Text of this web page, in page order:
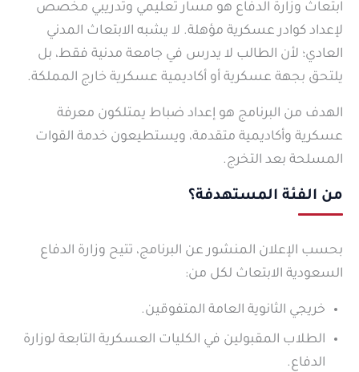
ابتعاث وزارة الدفاع هو مسار تعليمي وتدريبي مخصص
لإعداد كوادر عسكرية مؤهلة. لا يشبه الابتعاث المدني
العادي؛ لأن الطالب لا يدرس في جامعة مدنية فقط، بل
يلتحق بجهة عسكرية أو أكاديمية عسكرية خارج المملكة.
الهدف من البرنامج هو إعداد ضباط يمتلكون معرفة
عسكرية وأكاديمية متقدمة، ويستطيعون خدمة القوات
المسلحة بعد التخرج.
من الفئة المستهدفة؟
بحسب الإعلان المنشور عن البرنامج، تتيح وزارة الدفاع
السعودية الابتعاث لكل من:
خريجي الثانوية العامة المتفوقين.
الطلاب المقبولين في الكليات العسكرية التابعة لوزارة
الدفاع.